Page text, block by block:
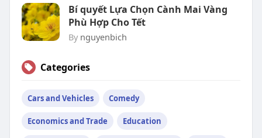
Bí quyết Lựa Chọn Cành Mai Vàng
Phù Hợp Cho Tết
By nguyenbich
Categories
Cars and Vehicles Comedy
Economics and Trade Education